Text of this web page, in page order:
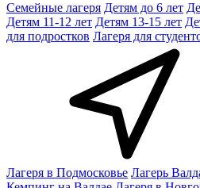
Семейные лагеря Детям до 6 лет
Детям 11-12 лет Детям 13-15 лет
для подростков Лагеря для
Лагеря в Подмосковье Лагерь